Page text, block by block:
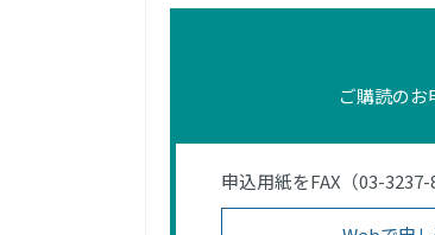
ご購読のお
申込用紙をFAX（03-